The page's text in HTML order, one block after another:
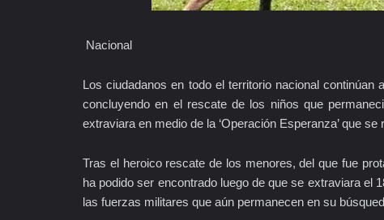
Nacional
Los ciudadanos en todo el territorio nacional continúan
concluyendo en el rescate de los niños que
extraviara en medio de la ‘Operación Esperanza’ que
Tras el heroico rescate de los menores, del que fue
ha podido ser encontrado luego de que se extraviara el
las fuerzas militares que aún permanecen en su